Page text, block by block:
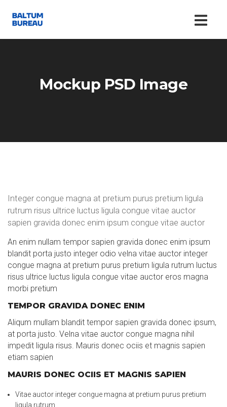
Mockup PSD Image
Integer congue magna at pretium purus pretium ligula
rutrum risus ultrice luctus ligula congue vitae auctor
sapien gravida donec enim ipsum congue vitae auctor
An enim nullam tempor sapien gravida donec enim ipsum
blandit porta justo integer odio velna vitae auctor integer
congue magna at pretium purus pretium ligula rutrum luctus
risus ultrice luctus ligula congue vitae auctor eros magna
morbi pretium
TEMPOR GRAVIDA DONEC ENIM
Aliqum mullam blandit tempor sapien gravida donec ipsum,
at porta justo. Velna vitae auctor congue magna nihil
impedit ligula risus. Mauris donec ociis et magnis sapien
etiam sapien
MAURIS DONEC OCIIS ET MAGNIS SAPIEN
Vitae auctor integer congue magna at pretium purus pretium
ligula rutrum